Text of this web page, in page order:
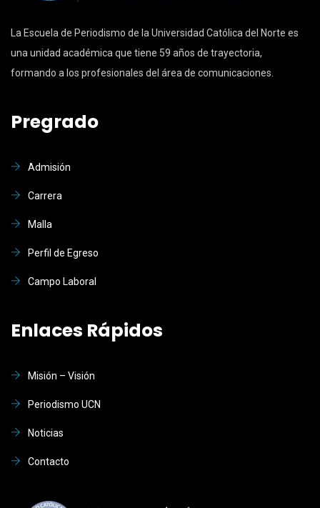
La Escuela de Periodismo de la Universidad Católica del Norte es
una unidad académica que tiene 59 años de trayectoria,
formando a los profesionales del área de comunicaciones.
Pregrado
Admisión
Carrera
Malla
Perfil de Egreso
Campo Laboral
Enlaces Rápidos
Misión – Visión
Periodismo UCN
Noticias
Contacto